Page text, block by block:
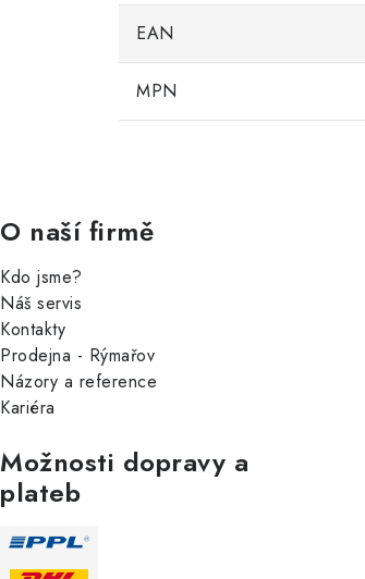
EAN
MPN
O naší firmě
Kdo jsme?
Náš servis
Kontakty
Prodejna - Rýmařov
Názory a reference
Kariéra
Možnosti dopravy a
plateb